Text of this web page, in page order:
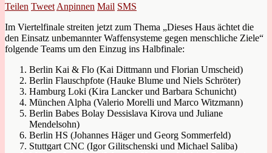
Teilen Tweet Anpinnen Mail SMS
Im Viertelfinale streiten jetzt zum Thema „Dieses Haus ächtet die
den Einsatz unbemannter Waffensysteme gegen menschliche Ziele“
folgende Teams um den Einzug ins Halbfinale:
Berlin Kai & Flo (Kai Dittmann und Florian Umscheid)
Berlin Flauschpfote (Hauke Blume und Niels Schröter)
Hamburg Loki (Kira Lancker und Barbara Schunicht)
München Alpha (Valerio Morelli und Marco Witzmann)
Berlin Babes Bolay Dessislava Kirova und Juliane
Mendelsohn)
Berlin HS (Johannes Häger und Georg Sommerfeld)
Stuttgart CNC (Igor Gilitschenski und Michael Saliba)